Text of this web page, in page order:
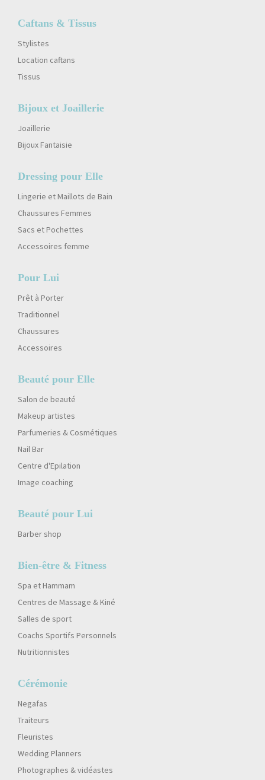
Caftans & Tissus
Stylistes
Location caftans
Tissus
Bijoux et Joaillerie
Joaillerie
Bijoux Fantaisie
Dressing pour Elle
Lingerie et Maillots de Bain
Chaussures Femmes
Sacs et Pochettes
Accessoires femme
Pour Lui
Prêt à Porter
Traditionnel
Chaussures
Accessoires
Beauté pour Elle
Salon de beauté
Makeup artistes
Parfumeries & Cosmétiques
Nail Bar
Centre d'Epilation
Image coaching
Beauté pour Lui
Barber shop
Bien-être & Fitness
Spa et Hammam
Centres de Massage & Kiné
Salles de sport
Coachs Sportifs Personnels
Nutritionnistes
Cérémonie
Negafas
Traiteurs
Fleuristes
Wedding Planners
Photographes & vidéastes